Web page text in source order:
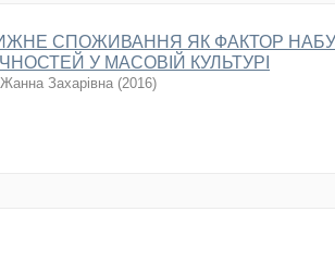
СПОЖИВАННЯ ЯК ФАКТОР
У МАСОВІЙ КУЛЬТУРІ
Захарівна (2016)